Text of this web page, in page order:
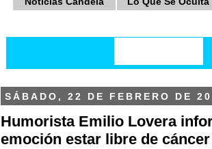
SÁBADO, 22 DE FEBRERO DE
Humorista Emilio Lovera
emoción estar libre de cáncer